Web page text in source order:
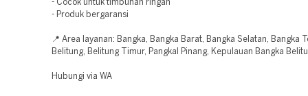
- Cocok untuk timbunan ringan
- Produk bergaransi
📍 Area layanan: Bangka, Bangka Barat, Bangka Selatan, Bangka
Belitung, Belitung Timur, Pangkal Pinang, Kepulauan Bangka
Hubungi via WA